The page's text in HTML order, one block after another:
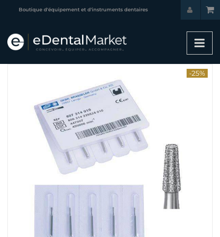
Boutique d'équipement et d'instruments dentaires
-25%